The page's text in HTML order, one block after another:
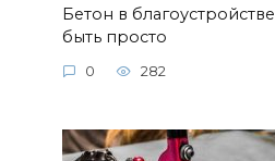
Бетон в
быть просто
0 282